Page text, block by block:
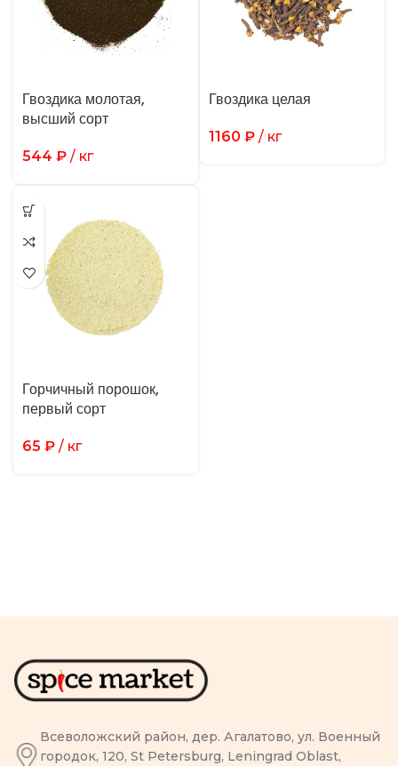
Гвоздика молотая,
высший сорт
544 ₽ / кг
Гвоздика целая
1160 ₽ / кг
Горчичный порошок,
первый сорт
65 ₽ / кг
Всеволожский район, дер. Агалатово, ул. Военный
городок, 120, St Petersburg, Leningrad Oblast,